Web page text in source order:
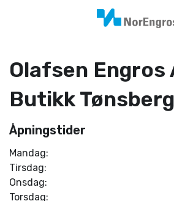
Olafsen Engros
Butikk
Åpningstider
Mandag:
Tirsdag:
Onsdag:
Torsdag: